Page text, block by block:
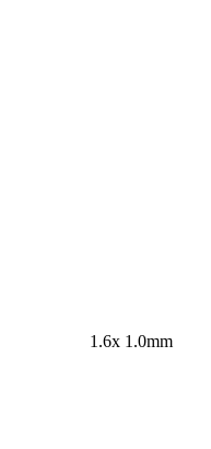
1.6x 1.0mm